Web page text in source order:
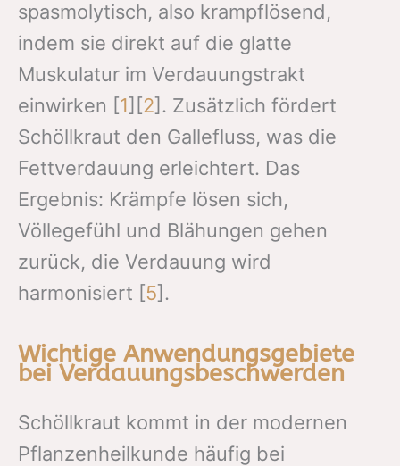
spasmolytisch, also krampflösend,
indem sie direkt auf die glatte
Muskulatur im Verdauungstrakt
einwirken [1][2]. Zusätzlich fördert
Schöllkraut den Gallefluss, was die
Fettverdauung erleichtert. Das
Ergebnis: Krämpfe lösen sich,
Völlegefühl und Blähungen gehen
zurück, die Verdauung wird
harmonisiert [5].
Wichtige Anwendungsgebiete
bei Verdauungsbeschwerden
Schöllkraut kommt in der modernen
Pflanzenheilkunde häufig bei